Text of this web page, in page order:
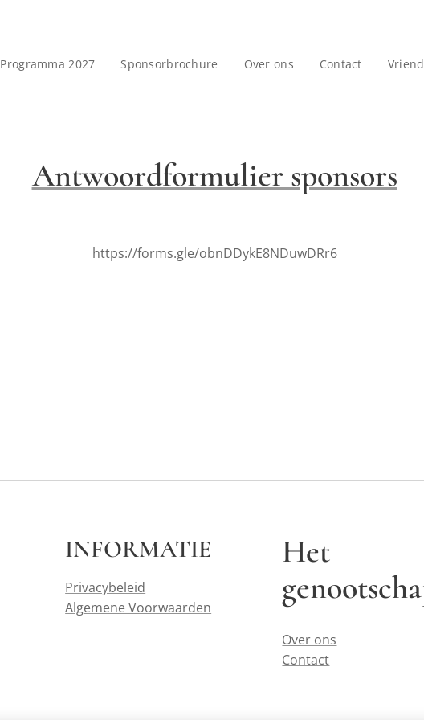
Programma 2027 Sponsorbrochure Over ons Contact
Antwoordformulier sponsors
https://forms.gle/obnDDykE8NDuwDRr6
INFORMATIE
Privacybeleid
Algemene Voorwaarden
Het
Over ons
Contact